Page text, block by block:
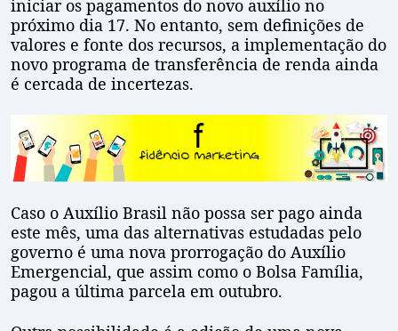
iniciar os pagamentos do novo auxílio no
próximo dia 17. No entanto, sem definições de
valores e fonte dos recursos, a implementação do
novo programa de transferência de renda ainda
é cercada de incertezas.
Caso o Auxílio Brasil não possa ser pago ainda
este mês, uma das alternativas estudadas pelo
governo é uma nova prorrogação do Auxílio
Emergencial, que assim como o Bolsa Família,
pagou a última parcela em outubro.